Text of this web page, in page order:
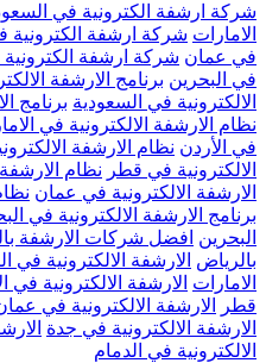
شركة ارشفة الكترونية في
الامارات شركة ارشفة الكترونية
في عمان شركة ارشفة
في البحرين برنامج الارشفة
الالكترونية في السعودية برنامج
نظام الارشفة الالكترونية في
في الأردن نظام الارشفة
الالكترونية في قطر نظام
الارشفة الالكترونية في عمان
برنامج الارشفة الالكترونية في
البحرين افضل شركات الارشفة
بالرياض الارشفة الالكترونية في
الامارات الارشفة الالكترونية في
قطر
الارشفة الالكترونية في
الارشفة الالكترونية في جدة
الالكترونية في الدمام